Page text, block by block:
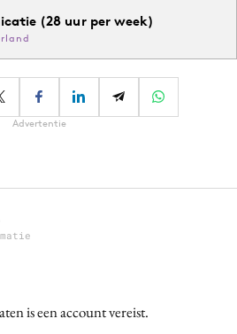
(28 uur per week)
Advertentie
is een account vereist.